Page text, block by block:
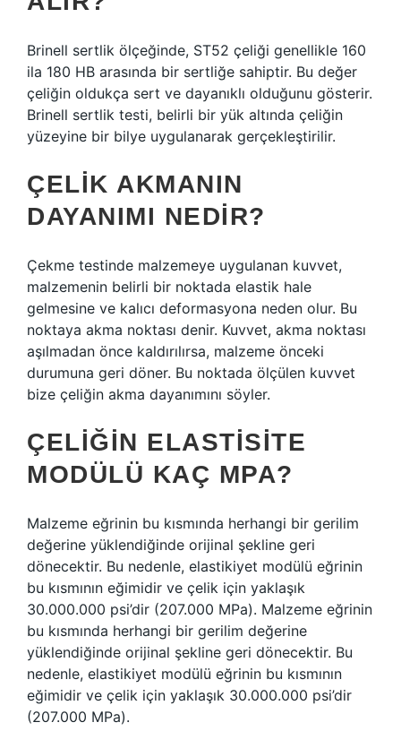
Brinell sertlik ölçeğinde, ST52 çeliği genellikle 160
ila 180 HB arasında bir sertliğe sahiptir. Bu değer
çeliğin oldukça sert ve dayanıklı olduğunu gösterir.
Brinell sertlik testi, belirli bir yük altında çeliğin
yüzeyine bir bilye uygulanarak gerçekleştirilir.
ÇELIK AKMANIN
DAYANIMI NEDIR?
Çekme testinde malzemeye uygulanan kuvvet,
malzemenin belirli bir noktada elastik hale
gelmesine ve kalıcı deformasyona neden olur. Bu
noktaya akma noktası denir. Kuvvet, akma noktası
aşılmadan önce kaldırılırsa, malzeme önceki
durumuna geri döner. Bu noktada ölçülen kuvvet
bize çeliğin akma dayanımını söyler.
ÇELIĞIN ELASTISITE
MODÜLÜ KAÇ MPA?
Malzeme eğrinin bu kısmında herhangi bir gerilim
değerine yüklendiğinde orijinal şekline geri
dönecektir. Bu nedenle, elastikiyet modülü eğrinin
bu kısmının eğimidir ve çelik için yaklaşık
30.000.000 psi’dir (207.000 MPa). Malzeme eğrinin
bu kısmında herhangi bir gerilim değerine
yüklendiğinde orijinal şekline geri dönecektir. Bu
nedenle, elastikiyet modülü eğrinin bu kısmının
eğimidir ve çelik için yaklaşık 30.000.000 psi’dir
(207.000 MPa).